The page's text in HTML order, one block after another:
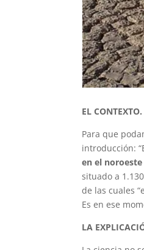
EL CONTEXTO.
Para que
introducción:
en el
situado a
de las cuales
Es en ese
LA